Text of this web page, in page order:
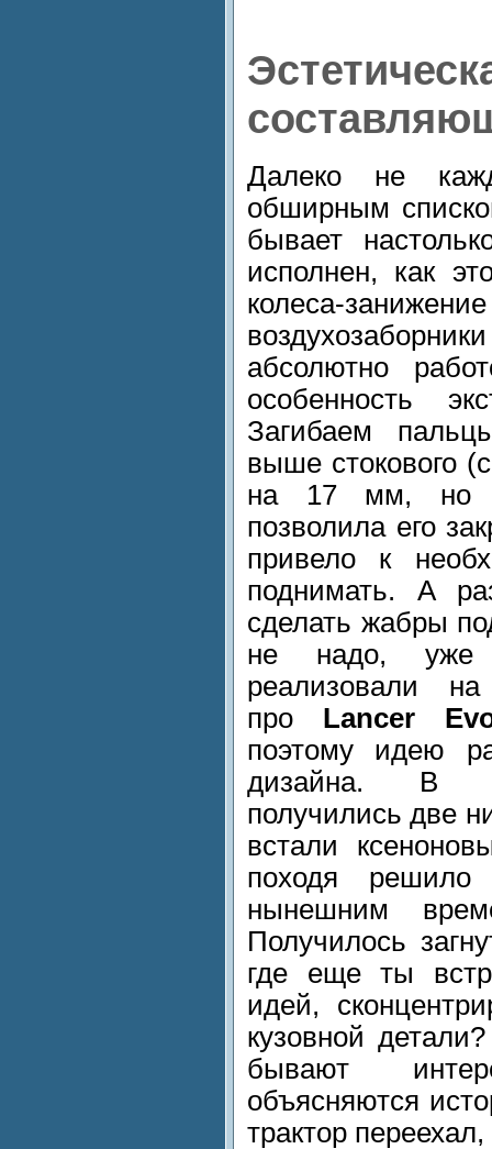
Далеко не
обширным
бывает
исполнен, как
колеса-
абсолютно
особенность
Загибаем
выше стокового
на 17 мм, но
позволила его
привело к
поднимать. А
сделать жабры
не надо, уже
реализовали
про Lancer
поэтому идею
дизайна. В
получились две
встали
походя решило
нынешним
Получилось
где еще ты
идей,
кузовной
бывают
объясняются
трактор